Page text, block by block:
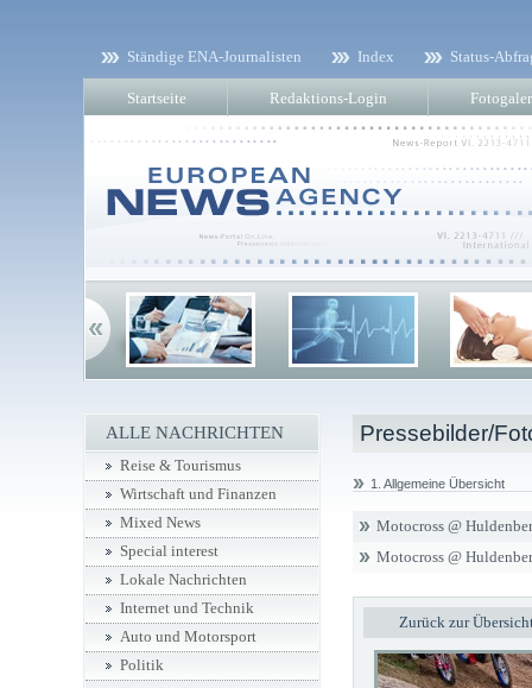
Ständige ENA-Journalisten Index Status-
Startseite Redaktions-Login
Pressebilder/
1. Allgemeine Übersicht
Motocross @
Motocross @
Zurück zur
ALLE NACHRICHTEN
Reise & Tourismus
Wirtschaft und Finanzen
Mixed News
Special interest
Lokale Nachrichten
Internet und Technik
Auto und Motorsport
Politik